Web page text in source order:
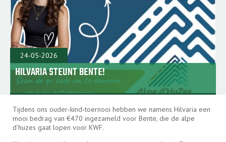
HILVARIA STEUNT BENTE!
24-05-2026
Tijdens ons ouder‑kind‑toernooi hebben we namens Hilvaria een
mooi bedrag van €470 ingezameld voor Bente, die de alpe
d’huzes gaat lopen voor KWF.